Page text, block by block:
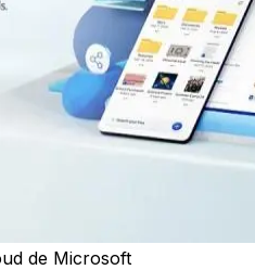
de Microsoft